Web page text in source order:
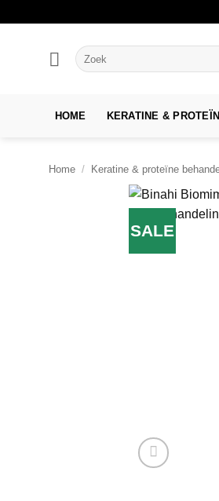
Zoeken
naar:
HOME KERATINE &
Home / Keratine & proteïne
SALE